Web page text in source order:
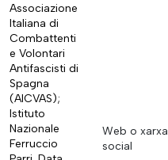
Associazione
Italiana di
Combattenti
e Volontari
Antifascisti di
Spagna
(AICVAS);
Istituto
Nazionale
Ferruccio
Web o xarxa
social